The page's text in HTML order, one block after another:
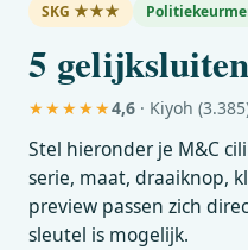
SKG ★★★
5
★★★★★4,6 · Kiyoh
Stel hieronder je M&C
serie, maat, draaiknop,
preview passen zich
sleutel is mogelijk.